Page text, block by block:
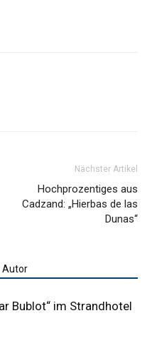
Nächster Artikel
Hochprozentiges aus
Cadzand: „Hierbas de las
Dunas“
Autor
Bublot“ im Strandhotel